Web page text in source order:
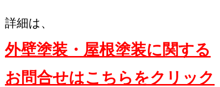
詳細は、
外壁塗装・屋根塗装に関する
お問合せはこちらをクリック